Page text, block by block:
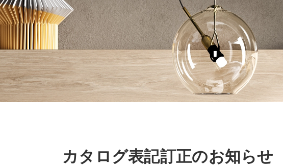
カタログ表記訂正のお知らせ